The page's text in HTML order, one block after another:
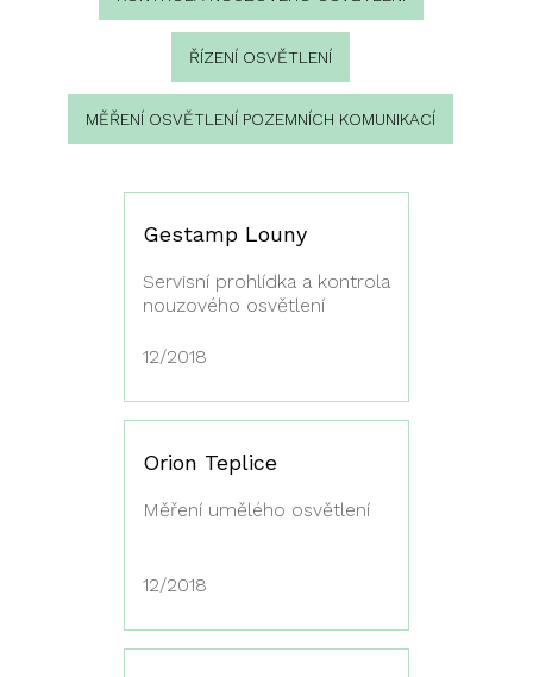
ŘÍZENÍ OSVĚTLENÍ
MĚŘENÍ OSVĚTLENÍ POZEMNÍCH KOMUNIKACÍ
Gestamp Louny
Servisní prohlídka a kontrola
nouzového osvětlení
12/2018
Orion Teplice
Měření umělého osvětlení
12/2018